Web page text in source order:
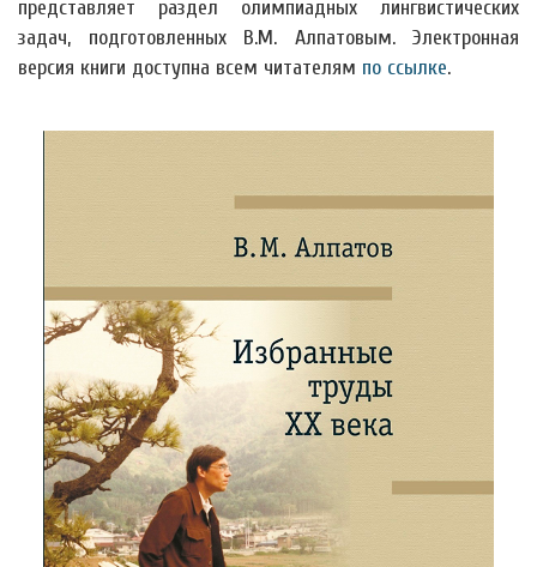
представляет раздел олимпиадных лингвистических
задач, подготовленных В.М. Алпатовым. Электронная
версия книги доступна всем читателям по ссылке.